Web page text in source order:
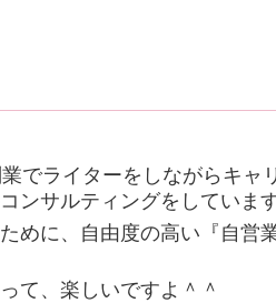
でライターをしながらキャ
ンサルティングをしています
めに、自由度の高い『自営
て、楽しいですよ＾＾